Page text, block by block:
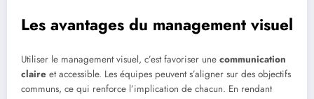
Les avantages du management visuel
Utiliser le management visuel, c’est favoriser une communication
claire et accessible. Les équipes peuvent s’aligner sur des objectifs
communs, ce qui renforce l’implication de chacun. En rendant